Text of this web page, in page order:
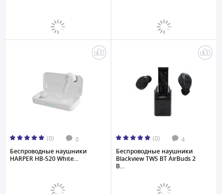
(0) 0
Беспроводные наушники
HARPER HB-520 White...
(0) 4
Беспроводные наушники
Blackview TWS BT AirBuds 2
B...